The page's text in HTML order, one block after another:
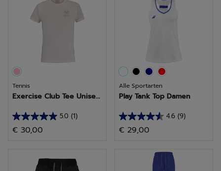
Tennis
Exercise Club Tee Unise...
5.0 (1)
5.0
von
Sternen.
€ 30,00
Alle Sportarten
Play Tank Top Damen
4.6 (9)
4.6
von
€ 29,00